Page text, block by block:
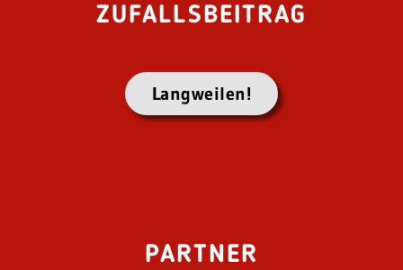
ZUFALLSBEITRAG
Langweilen!
PARTNER